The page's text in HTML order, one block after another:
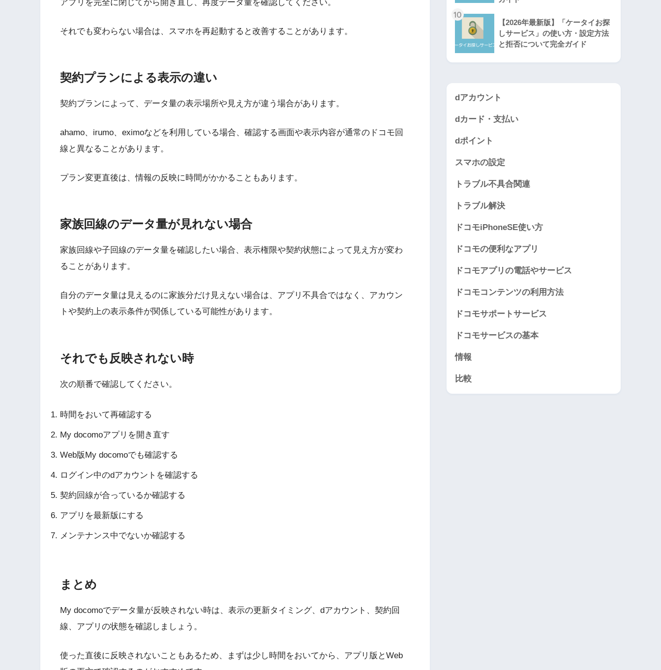
アプリを完全に閉じてから開き直し、再度データ量を確認してください。
それでも変わらない場合は、スマホを再起動すると改善することがあります。
契約プランによる表示の違い
契約プランによって、データ量の表示場所や見え方が違う場合があります。
ahamo、irumo、eximoなどを利用している場合、確認する画面や表示内容が通常のドコモ回
線と異なることがあります。
プラン変更直後は、情報の反映に時間がかかることもあります。
家族回線のデータ量が見れない場合
家族回線や子回線のデータ量を確認したい場合、表示権限や契約状態によって見え方が変わ
ることがあります。
自分のデータ量は見えるのに家族分だけ見えない場合は、アプリ不具合ではなく、アカウン
トや契約上の表示条件が関係している可能性があります。
それでも反映されない時
次の順番で確認してください。
時間をおいて再確認する
My docomoアプリを開き直す
Web版My docomoでも確認する
ログイン中のdアカウントを確認する
契約回線が合っているか確認する
アプリを最新版にする
メンテナンス中でないか確認する
まとめ
My docomoでデータ量が反映されない時は、表示の更新タイミング、dアカウント、契約回
線、アプリの状態を確認しましょう。
使った直後に反映されないこともあるため、まずは少し時間をおいてから、アプリ版とWeb
10
【2026年最新版】「ケータイお探
しサービス」の使い方・設定方法
と拒否について完全ガイド
dアカウント
dカード・支払い
dポイント
スマホの設定
トラブル不具合関連
トラブル解決
ドコモiPhoneSE使い方
ドコモの便利なアプリ
ドコモアプリの電話やサービス
ドコモコンテンツの利用方法
ドコモサポートサービス
ドコモサービスの基本
情報
比較